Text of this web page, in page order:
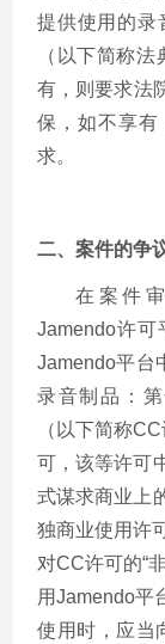
提供使用的录
（以下简称
有，则要求法
保，如不享有
求。
二、案件的争
在案件
Jamendo许可
Jamendo平台
录音制品：
（以下简称
可，该等许可
式谋求商业上
独商业使用许
对CC许可的“
用Jamendo平
使用时，应当